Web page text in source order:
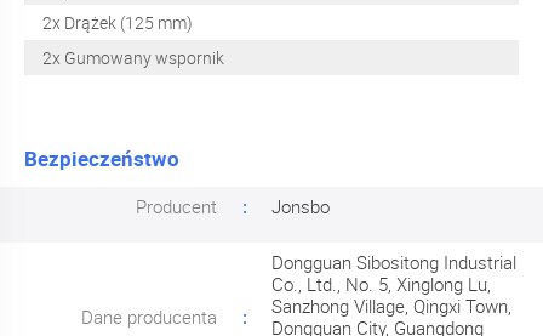
2x Drążek (125 mm)
2x Gumowany wspornik
Bezpieczeństwo
Producent Jonsbo
Dane producenta
Dongguan Sibositong Industrial
Co., Ltd., No. 5, Xinglong Lu,
Sanzhong Village, Qingxi Town,
Dongguan City, Guangdong